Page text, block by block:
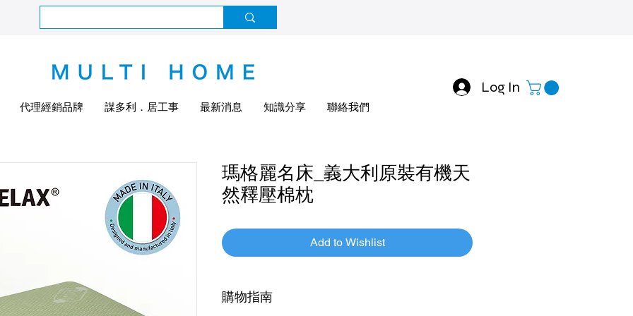
代理經銷品牌 謀多利．居工事 最新消息 知識分享 聯絡我們
Log In
瑪格麗名床_義大利原裝有機天
然釋壓棉枕
Add to Wishlist
購物指南